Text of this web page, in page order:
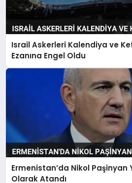
Israil Askerleri Kalendiya ve
Ezanına Engel Oldu
Ermenistan’da Nikol
Olarak Atandı